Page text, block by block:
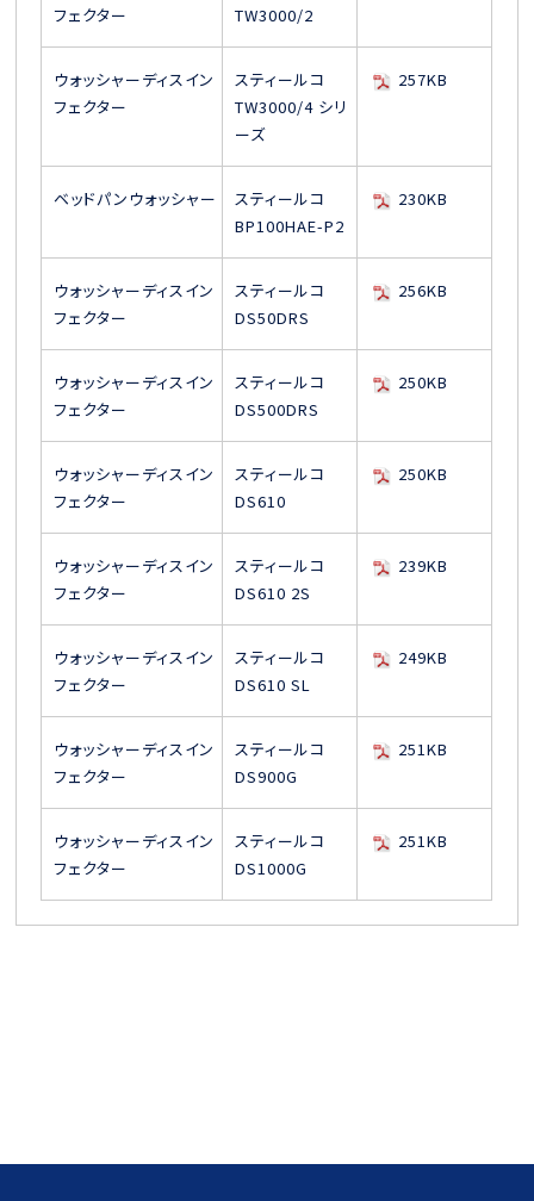
フェクター
TW3000/2
ウォッシャーディスイン
フェクター
スティールコ
TW3000/4 シリ
ーズ
257KB
ベッドパンウォッシャー
スティールコ
BP100HAE-P2
230KB
ウォッシャーディスイン
フェクター
スティールコ
DS50DRS
256KB
ウォッシャーディスイン
フェクター
スティールコ
DS500DRS
250KB
ウォッシャーディスイン
フェクター
スティールコ
DS610
250KB
ウォッシャーディスイン
フェクター
スティールコ
DS610 2S
239KB
ウォッシャーディスイン
フェクター
スティールコ
DS610 SL
249KB
ウォッシャーディスイン
フェクター
スティールコ
DS900G
251KB
ウォッシャーディスイン
フェクター
スティールコ
DS1000G
251KB